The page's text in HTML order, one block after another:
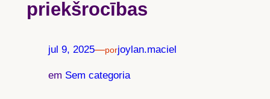
priekšrocības
jul 9, 2025—porjoylan.maciel
em Sem categoria